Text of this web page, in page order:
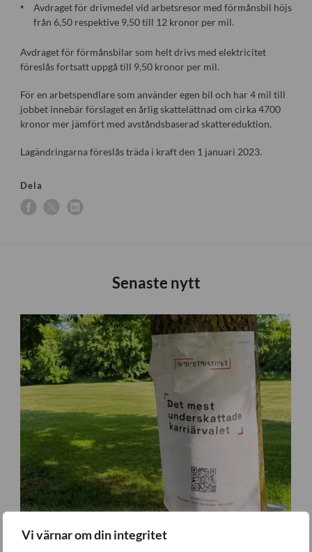
Vi värnar om din integritet
Avdraget för drivmedel vid arbetsresor med förmånsbil höjs
från 6,50 respektive 9,50 till 12 kronor per mil.
Avdraget för förmånsbilar som helt drivs med elektricitet
föreslås fortsatt uppgå till 9,50 kronor per mil.
För en arbetspendlare som använder egen bil och har 4 mil till
jobbet innebär förslaget en årlig skattelättnad om cirka 4700
kronor mer jämfört med avståndsbaserad skattereduktion.
Lagändringarna föreslås träda i kraft den 1 januari 2023.
Dela
Senaste nytt